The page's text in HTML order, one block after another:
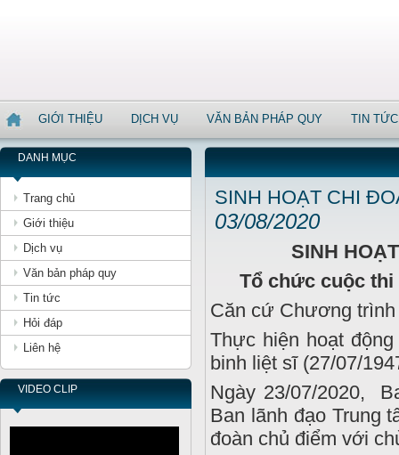
GIỚI THIỆU DỊCH VỤ VĂN BẢN PHÁP QUY TIN TỨC
DANH MỤC
Trang chủ
Giới thiệu
Dịch vụ
Văn bản pháp quy
Tin tức
Hỏi đáp
Liên hệ
VIDEO CLIP
SINH HOẠT CHI
03/08/2020
SINH
Tổ chức cuộc thi
Căn cứ Chương
Thực hiện hoạt
binh liệt sĩ (27/07/
Ngày 23/07/2020,
Ban lãnh đạo Trung
đoàn chủ điểm với